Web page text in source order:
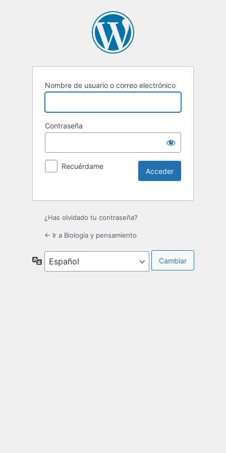
Nombre de usuario o correo electrónico
Contraseña
Recuérdame
¿Has olvidado tu contraseña?
← Ir a Biología y pensamiento
Idioma